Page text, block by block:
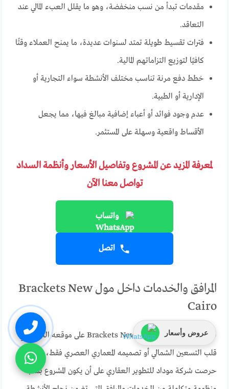
مقدمات تبدأ من نسب منخفضة، وهو ما يقلل العبء المالي عند
التعاقد.
فترات تقسيط طويلة تمتد لسنوات عديدة، ما يمنح العملاء وقتًا
كافيًا لتوزيع التزاماتهم المالية.
خطط دفع مرنة تناسب مختلف الأنشطة سواء التجارية أو
الإدارية أو الطبية.
عدم وجود فوائد أو أعباء إضافية مبالغ فيها، مما يجعل
الأقساط واقعية وسهلة على المستثمر.
لمعرفة المزيد عن المشروع وتفاصيل الأسعار وأنظمة السداد
تواصل معنا الآن
واتساب
اتصل
المرافق والخدمات داخل مول Brackets New
Cairo
لم يقتصر تميز مول Brackets New Cairo على موقعه الحيوي في
قلب التسعين الشمالي أو تصميمه المعماري العصري فقط، بل
حرصت شركة موداد للتطوير العقاري على أن يكون المشروع بمثابة
عروض وأسعار